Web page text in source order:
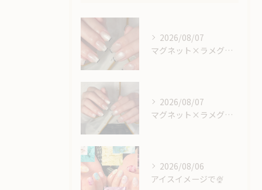
2026/08/07
マグネット×ラメグラベースにスキニーフレンチ🖤🎶
2026/08/07
マグネット×ラメグラベースにスキニーフレンチ🖤🎶
2026/08/06
アイスイメージで🍨